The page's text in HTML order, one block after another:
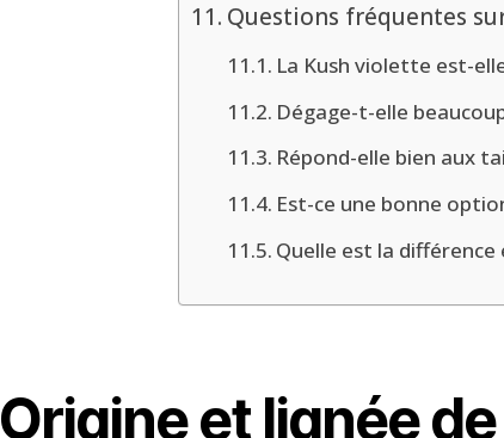
Questions fréquentes
La Kush violette est-
Dégage-t-elle
Répond-elle bien aux
Est-ce une bonne
Quelle est la
Origine et lignée